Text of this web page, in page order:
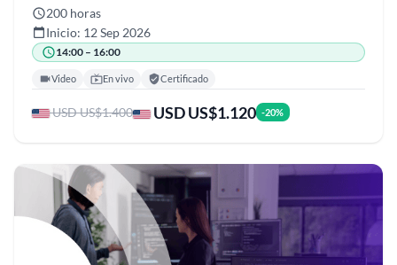
200 horas
Inicio: 12 Sep 2026
14:00 – 16:00
Video En vivo Certificado
USD US$1.400 USD US$1.120 -20%